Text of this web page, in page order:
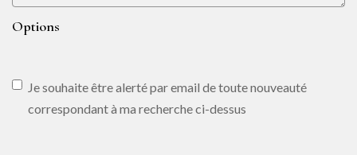
Options
Je souhaite être alerté par email de toute nouveauté
correspondant à ma recherche ci-dessus